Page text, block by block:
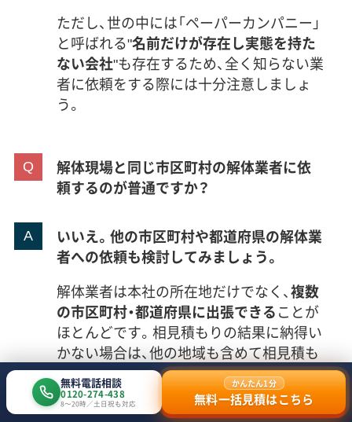
ただし、世の中には「ペーパーカンパニー」
と呼ばれる"名前だけが存在し実態を持た
ない会社"も存在するため、全く知らない業
者に依頼をする際には十分注意しましょ
う。
解体現場と同じ市区町村の解体業者に依
頼するのが普通ですか？
いいえ。他の市区町村や都道府県の解体業
者への依頼も検討してみましょう。
解体業者は本社の所在地だけでなく、複数
の市区町村・都道府県に出張できることが
ほとんどです。相見積もりの結果に納得い
かない場合は、他の地域も含めて相見積も
りを行うことで、より良い条件での契約を
目指しましょう。
無料電話相談
0120-274-438
8〜20時／土日祝も対応
かんたん1分
無料一括見積はこちら